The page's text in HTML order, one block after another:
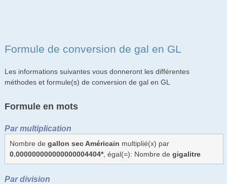
Formule de conversion de gal en GL
Les informations suivantes vous donneront les différentes
méthodes et formule(s) de conversion de gal en GL
Formule en mots
Par multiplication
Nombre de gallon sec Américain multiplié(x) par
0.000000000000000004404*, égal(=): Nombre de gigalitre
Par division